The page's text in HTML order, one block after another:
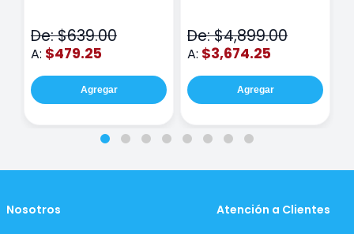
De: $639.00
A: $479.25
Agregar
De: $4,899.00
A: $3,674.25
Agregar
Nosotros Atención a Clientes